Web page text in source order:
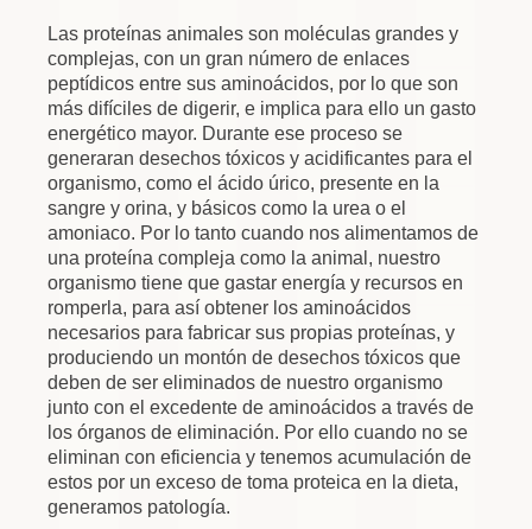
Las proteínas animales son moléculas grandes y
complejas, con un gran número de enlaces
peptídicos entre sus aminoácidos, por lo que son
más difíciles de digerir, e implica para ello un gasto
energético mayor. Durante ese proceso se
generaran desechos tóxicos y acidificantes para el
organismo, como el ácido úrico, presente en la
sangre y orina, y básicos como la urea o el
amoniaco. Por lo tanto cuando nos alimentamos de
una proteína compleja como la animal, nuestro
organismo tiene que gastar energía y recursos en
romperla, para así obtener los aminoácidos
necesarios para fabricar sus propias proteínas, y
produciendo un montón de desechos tóxicos que
deben de ser eliminados de nuestro organismo
junto con el excedente de aminoácidos a través de
los órganos de eliminación. Por ello cuando no se
eliminan con eficiencia y tenemos acumulación de
estos por un exceso de toma proteica en la dieta,
generamos patología.